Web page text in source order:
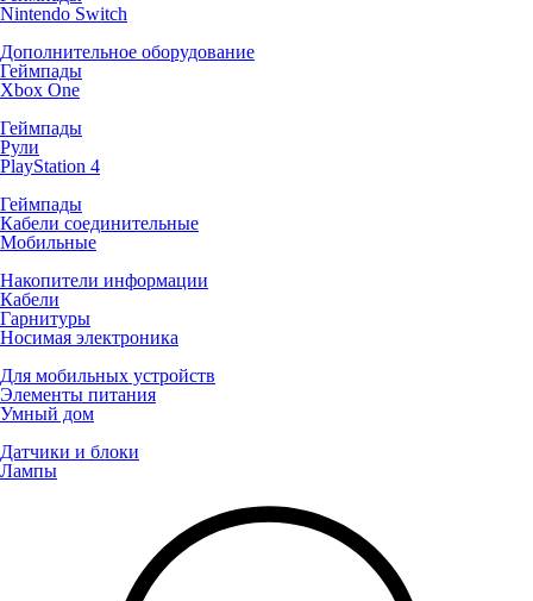
Nintendo Switch
Дополнительное оборудование
Геймпады
Xbox One
Геймпады
Рули
PlayStation 4
Геймпады
Кабели соединительные
Мобильные
Накопители информации
Кабели
Гарнитуры
Носимая электроника
Для мобильных устройств
Элементы питания
Умный дом
Датчики и блоки
Лампы